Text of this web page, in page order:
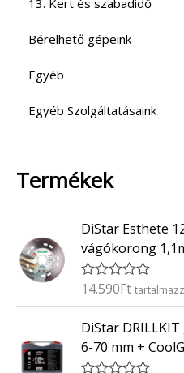
Bérelhető gépeink
Egyéb
Egyéb Szolgáltatásaink
Termékek
DiStar Esthete
vágókorong
É
é
k
e
l
14.590Ft
DiStar
6-70 mm +